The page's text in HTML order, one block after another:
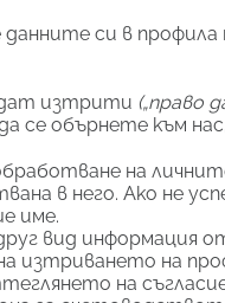
си в
изтрити („право
се обърнете към
на
в него. Ако не
име.
вид информация
изтриването на
на